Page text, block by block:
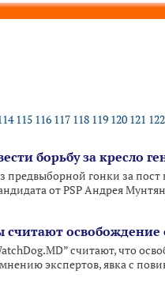
115 116 117 118 119 120 121 122
борьбу за кресло
гонки за
от PSP Андрея
считают, что
экспертов, явка с